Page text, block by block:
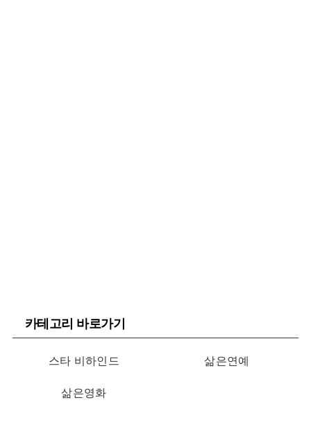
카테고리 바로가기
스타 비하인드 삶은연예
삶은영화